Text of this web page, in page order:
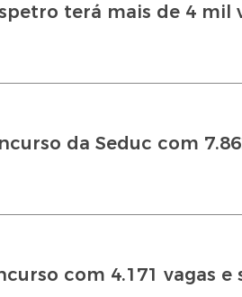
terá mais de 4 mil
da Seduc com
com 4.171 vagas e